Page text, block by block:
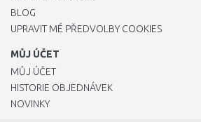
BLOG
UPRAVIT MÉ PŘEDVOLBY COOKIES
MŮJ ÚČET
MŮJ ÚČET
HISTORIE OBJEDNÁVEK
NOVINKY